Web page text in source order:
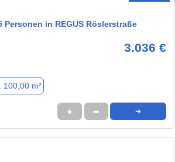
Personen in REGUS Röslerstraße
3.036 €
100,00 m²
★ ➦ ➜